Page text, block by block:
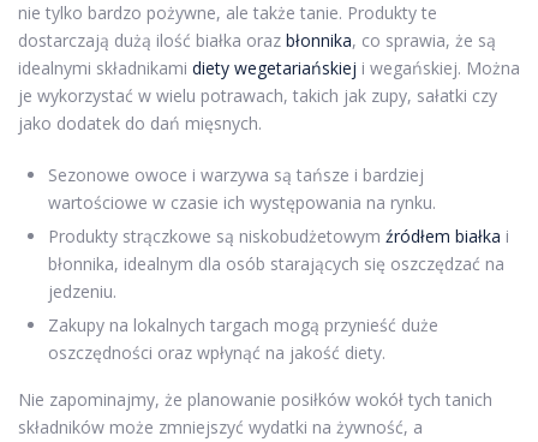
nie tylko bardzo pożywne, ale także tanie. Produkty te
dostarczają dużą ilość białka oraz błonnika, co sprawia, że są
idealnymi składnikami diety wegetariańskiej i wegańskiej. Można
je wykorzystać w wielu potrawach, takich jak zupy, sałatki czy
jako dodatek do dań mięsnych.
Sezonowe owoce i warzywa są tańsze i bardziej
wartościowe w czasie ich występowania na rynku.
Produkty strączkowe są niskobudżetowym źródłem białka i
błonnika, idealnym dla osób starających się oszczędzać na
jedzeniu.
Zakupy na lokalnych targach mogą przynieść duże
oszczędności oraz wpłynąć na jakość diety.
Nie zapominajmy, że planowanie posiłków wokół tych tanich
składników może zmniejszyć wydatki na żywność, a